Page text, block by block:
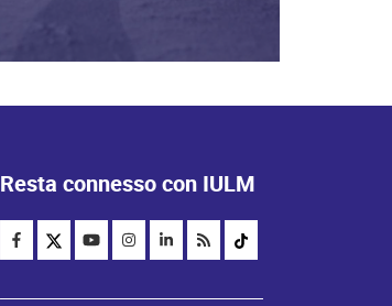
Resta connesso con IULM